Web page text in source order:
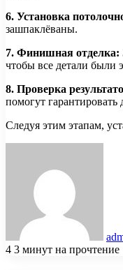
6. Установка
зашпаклёваны.
7. Финишная отделка:
чтобы все детали были
8. Проверка
помогут
Следуя этим этапам,
4 3 минут на прочтение